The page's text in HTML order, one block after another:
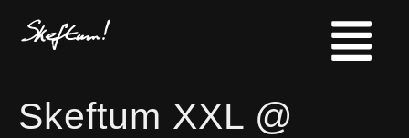
Skeftum XXL @